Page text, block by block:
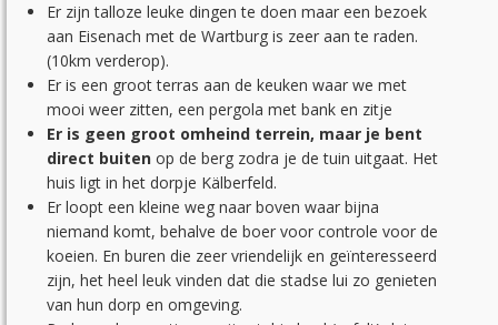
Er zijn talloze leuke dingen te doen maar een bezoek
aan Eisenach met de Wartburg is zeer aan te raden.
(10km verderop).
Er is een groot terras aan de keuken waar we met
mooi weer zitten, een pergola met bank en zitje
Er is geen groot omheind terrein, maar je bent
direct buiten op de berg zodra je de tuin uitgaat. Het
huis ligt in het dorpje Kälberfeld.
Er loopt een kleine weg naar boven waar bijna
niemand komt, behalve de boer voor controle voor de
koeien. En buren die zeer vriendelijk en geïnteresseerd
zijn, het heel leuk vinden dat die stadse lui zo genieten
van hun dorp en omgeving.